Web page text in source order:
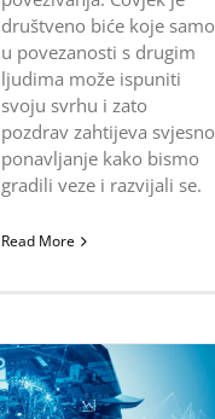
društveno biće koje samo
u povezanosti s drugim
ljudima može ispuniti
svoju svrhu i zato
pozdrav zahtijeva svjesno
ponavljanje kako bismo
gradili veze i razvijali se.
Read More